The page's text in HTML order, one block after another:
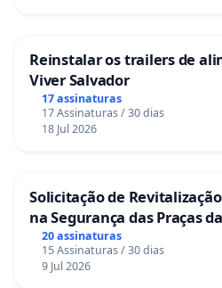
I - preservar e restaurar os
essenciais e prover o manejo
ecossistemas;
dedicadas à pesquisa e
genético;
III - definir, em todas as unidades
territoriais e seus componentes a
Reinstalar os trailers de
Viver Salvador
17 assinaturas
17 Assinaturas / 30 dias
18 Jul 2026
Solicitação de
na Segurança das Praças
Sete Ilhas
20 assinaturas
15 Assinaturas / 30 dias
9 Jul 2026